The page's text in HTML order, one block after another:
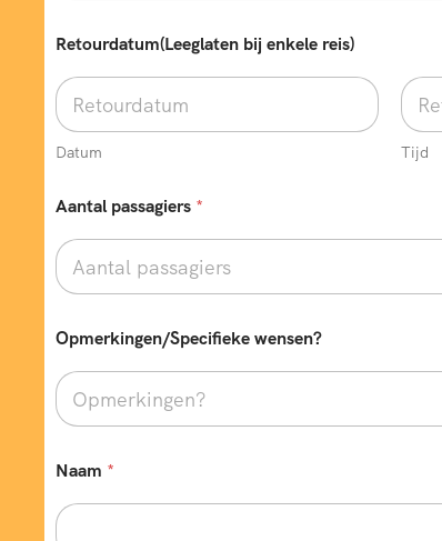
s
g
i
e
r
s
Retourdatum(Leeglaten bij enkele reis)
Datum Tijd
Aantal passagiers *
Opmerkingen/Specifieke wensen?
Naam *